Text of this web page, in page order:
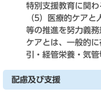
特別支援教育に関
（5）医療的ケア
等の推進を努力義
ケアとは、一般的
引・経管栄養・気管
配慮及び支援